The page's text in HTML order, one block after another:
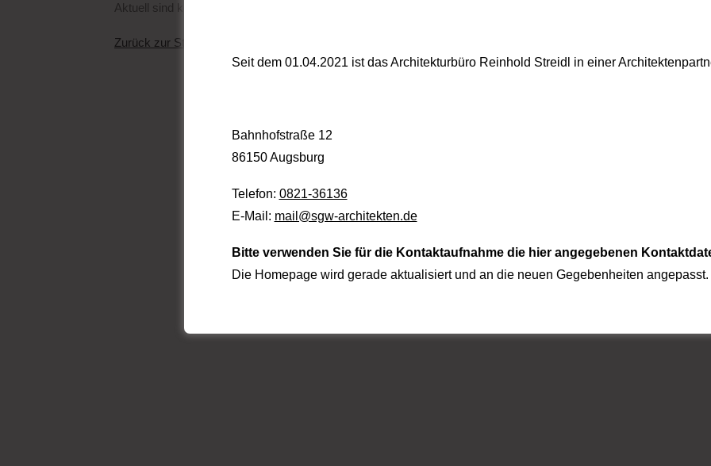
Aktuell sind keine offenen Stellen zu besetzen.
Zurück zur Startseite
Seit dem 01.04.2021 ist das Architekturbüro Reinhold Streidl in einer
Bahnhofstraße 12
86150 Augsburg
Telefon: 0821-36136
E-Mail: mail@sgw-architekten.de
Bitte verwenden Sie für die Kontaktaufnahme die hier angegebenen
Die Homepage wird gerade aktualisiert und an die neuen Gegebenheiten angepasst.